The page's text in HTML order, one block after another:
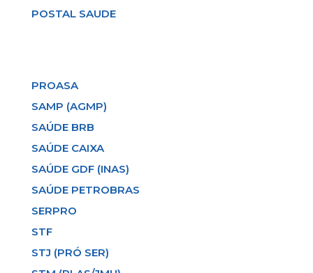
POSTAL SAUDE
PROASA
SAMP (AGMP)
SAÚDE BRB
SAÚDE CAIXA
SAÚDE GDF (INAS)
SAÚDE PETROBRAS
SERPRO
STF
STJ (PRÓ SER)